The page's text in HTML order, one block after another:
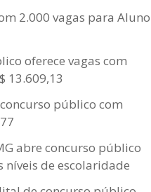
2.000 vagas para
oferece vagas com
13.609,13
concurso público com
abre concurso público
níveis de escolaridade